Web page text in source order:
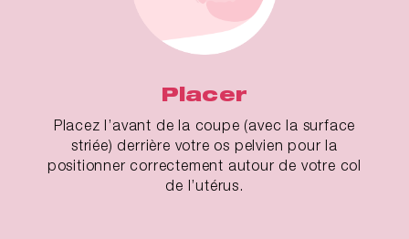
Placer
Placez l’avant de la coupe (avec la surface
striée) derrière votre os pelvien pour la
positionner correctement autour de votre col
de l’utérus.